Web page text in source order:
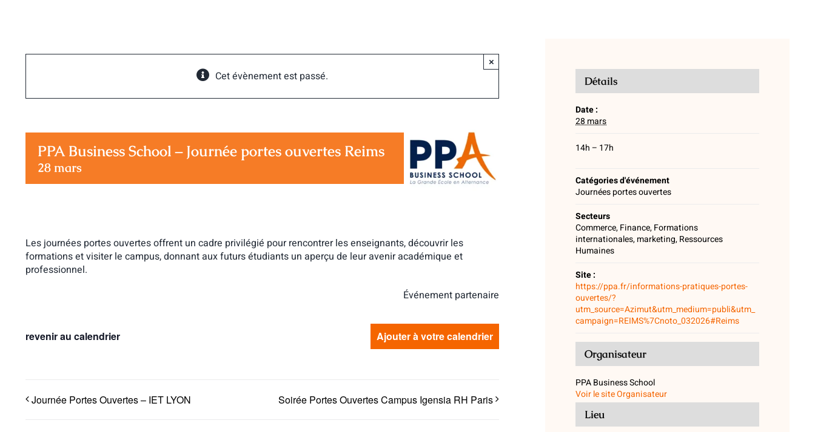
Cet évènement est passé.
×
PPA Business School – Journée portes ouvertes Reims
28 mars
Les journées portes ouvertes offrent un cadre privilégié pour rencontrer les enseignants, découvrir les
formations et visiter le campus, donnant aux futurs étudiants un aperçu de leur avenir académique et
professionnel.
Événement partenaire
revenir au calendrier Ajouter à votre calendrier
Journée Portes Ouvertes – IET LYON Soirée Portes Ouvertes Campus Igensia RH Paris
Détails
Date :
28 mars
14h – 17h
Catégories d'événement
Journées portes ouvertes
Secteurs
Commerce, Finance, Formations
internationales, marketing, Ressources
Humaines
Site :
https://ppa.fr/informations-pratiques-portes-
ouvertes/?
utm_source=Azimut&utm_medium=publi&utm_
campaign=REIMS%7Cnoto_032026#Reims
Organisateur
PPA Business School
Voir le site Organisateur
Lieu